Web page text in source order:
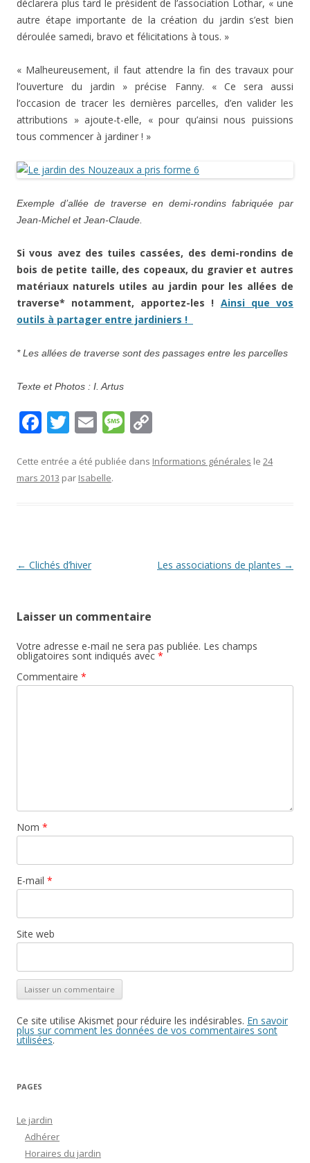
déclarera plus tard le président de l’association Lothar, « une
autre étape importante de la création du jardin s’est bien
déroulée samedi, bravo et félicitations à tous. »
« Malheureusement, il faut attendre la fin des travaux pour
l’ouverture du jardin » précise Fanny. « Ce sera aussi
l’occasion de tracer les dernières parcelles, d’en valider les
attributions » ajoute-t-elle, « pour qu’ainsi nous puissions
tous commencer à jardiner ! »
Exemple d’allée de traverse en demi-rondins fabriquée par
Jean-Michel et Jean-Claude.
Si vous avez des tuiles cassées, des demi-rondins de
bois de petite taille, des copeaux, du gravier et autres
matériaux naturels utiles au jardin pour les allées de
traverse* notamment, apportez-les ! Ainsi que vos
outils à partager entre jardiniers !
* Les allées de traverse sont des passages entre les parcelles
Texte et Photos : I. Artus
F
e
b
k
T
itt
er
E
ai
l
M
ss p
k
Cette entrée a été publiée dans Informations générales le 24
mars 2013 par Isabelle.
Navigation
← Clichés d’hiver Les associations de plantes →
Laisser un commentaire
Votre adresse e-mail ne sera pas publiée. Les champs
obligatoires sont indiqués avec *
Commentaire *
Nom *
E-mail *
Site web
Ce site utilise Akismet pour réduire les indésirables. En savoir
plus sur comment les données de vos commentaires sont
utilisées.
PAGES
Le jardin
Adhérer
Horaires du jardin